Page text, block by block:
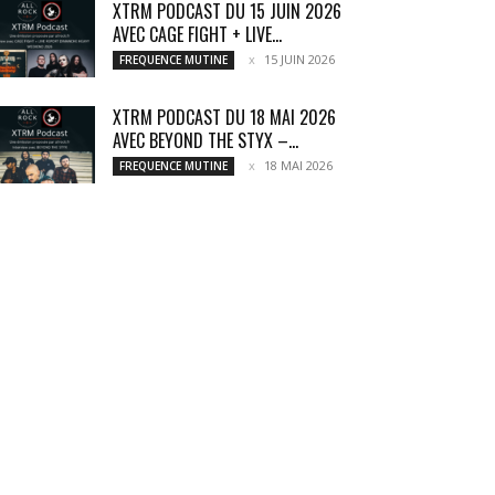
XTRM PODCAST DU 15 JUIN 2026
AVEC CAGE FIGHT + LIVE...
FREQUENCE MUTINE 15 JUIN 2026
XTRM PODCAST DU 18 MAI 2026
AVEC BEYOND THE STYX –...
FREQUENCE MUTINE 18 MAI 2026